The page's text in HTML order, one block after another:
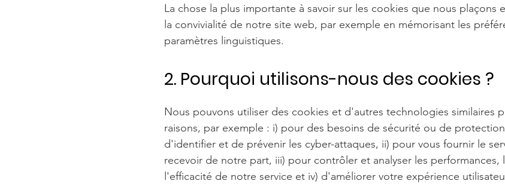
La chose la plus importante à savoir sur les cookies que nous plaçons
la convivialité de notre site web, par exemple en mémorisant les
paramètres linguistiques.
2. Pourquoi utilisons-nous des cookies ?
Nous pouvons utiliser des cookies et d'autres technologies similaires
raisons, par exemple : i) pour des besoins de sécurité ou de
d'identifier et de prévenir les cyber-attaques, ii) pour vous fournir le
recevoir de notre part, iii) pour contrôler et analyser les
l'efficacité de notre service et iv) d'améliorer votre expérience